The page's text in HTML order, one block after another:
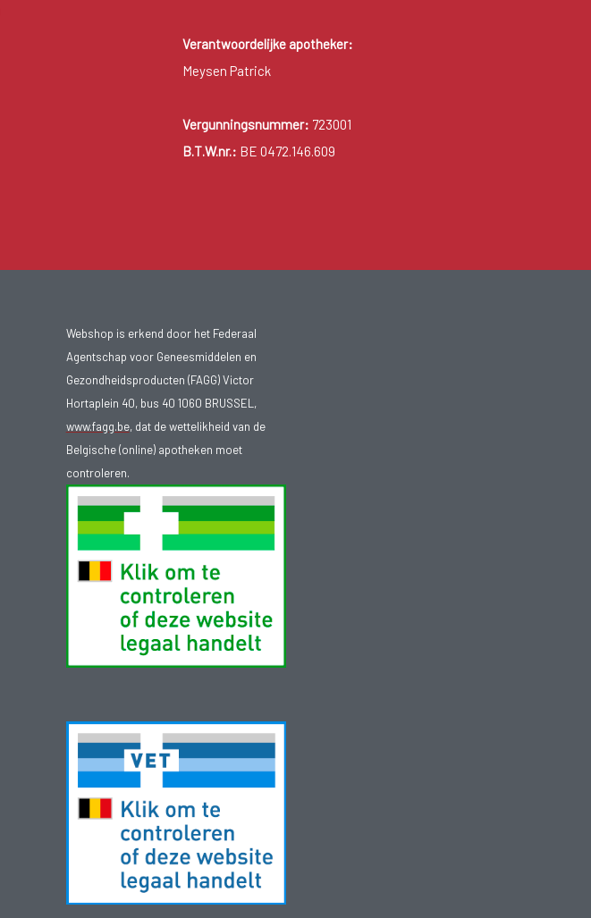
Verantwoordelijke apotheker:
Meysen Patrick
Vergunningsnummer: 723001
B.T.W.nr.: BE 0472.146.609
Webshop is erkend door het Federaal
Agentschap voor Geneesmiddelen en
Gezondheidsproducten (FAGG) Victor
Hortaplein 40, bus 40 1060 BRUSSEL,
www.fagg.be, dat de wettelikheid van de
Belgische (online) apotheken moet
controleren.